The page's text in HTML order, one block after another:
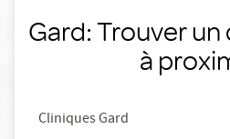
Gard: Trouver
à
Cliniques Gard